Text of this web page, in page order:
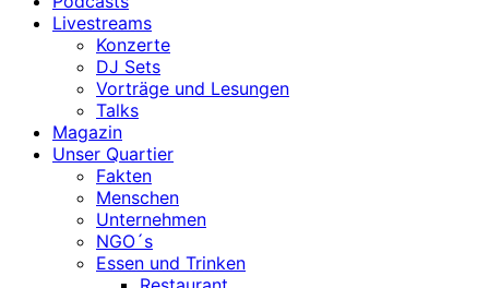
Livestreams
Konzerte
DJ Sets
Vorträge und Lesungen
Talks
Magazin
Unser Quartier
Fakten
Menschen
Unternehmen
NGO´s
Essen und Trinken